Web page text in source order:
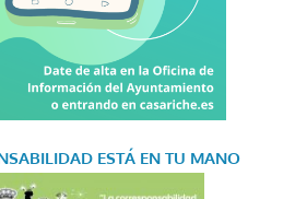
ESTÁ EN TU MANO